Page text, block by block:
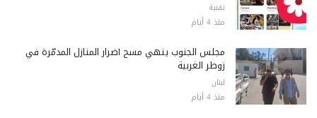
تقنية
منذ 4 أيام
مجلس الجنوب ينهي مسح أضرار المنازل المدمّرة في
زوطر الغربية
لبنان
منذ 4 أيام